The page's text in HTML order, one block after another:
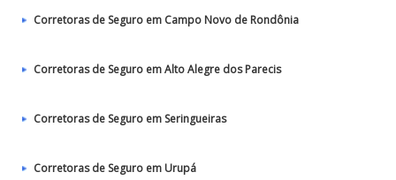
Corretoras de Seguro em Campo Novo de Rondônia
Corretoras de Seguro em Alto Alegre dos Parecis
Corretoras de Seguro em Seringueiras
Corretoras de Seguro em Urupá